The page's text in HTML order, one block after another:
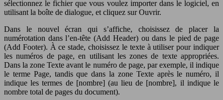
sélectionnez le fichier que vous voulez importer dans le logiciel, en
utilisant la boîte de dialogue, et cliquez sur Ouvrir.
Dans le nouvel écran qui s’affiche, choisissez de placer la
numérotation dans l’en-tête (Add Header) ou dans le pied de page
(Add Footer). À ce stade, choisissez le texte à utiliser pour indiquer
les numéros de page, en utilisant les zones de texte appropriées.
Dans la zone Texte avant le numéro de page, par exemple, il indique
le terme Page, tandis que dans la zone Texte après le numéro, il
indique les termes de [nombre] (au lieu de [nombre], il indique le
nombre total de pages du document).